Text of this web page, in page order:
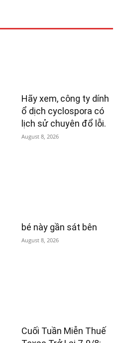
Hãy xem, công ty dính
ổ dịch cyclospora có
lịch sử chuyên đổ lỗi.
August 8, 2026
bé này gần sát bên
August 8, 2026
Cuối Tuần Miễn Thuế